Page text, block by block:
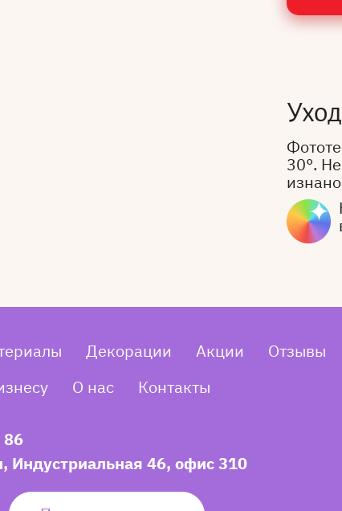
Уход
30°.
Декорации Акции Отзывы
О нас Контакты
86
Индустриальная 46, офис 310